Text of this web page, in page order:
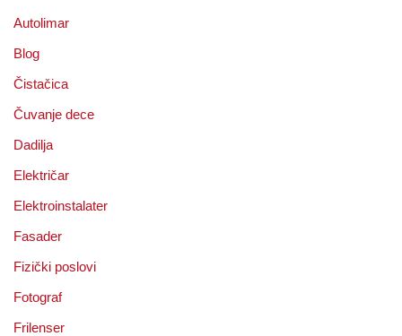
Autolimar
Blog
Čistačica
Čuvanje dece
Dadilja
Električar
Elektroinstalater
Fasader
Fizički poslovi
Fotograf
Frilenser